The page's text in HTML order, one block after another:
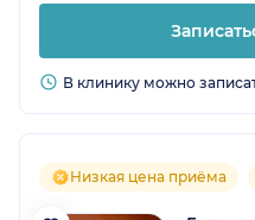
В клинику можно
Низкая цена приёма